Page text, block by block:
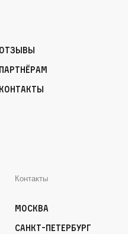
Отзывы
Партнёрам
Контакты
Контакты
Москва
Санкт-Петербург